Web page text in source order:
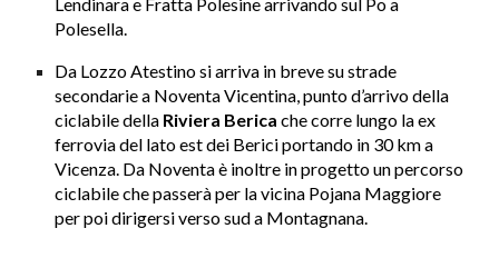
Polesella.
Da Lozzo Atestino si arriva in breve su strade
secondarie a Noventa Vicentina, punto d’arrivo della
ciclabile della Riviera Berica che corre lungo la ex
ferrovia del lato est dei Berici portando in 30 km a
Vicenza. Da Noventa è inoltre in progetto un percorso
ciclabile che passerà per la vicina Pojana Maggiore
per poi dirigersi verso sud a Montagnana.